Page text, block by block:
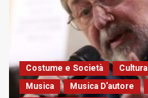
Costume e Società Cultura
Musica
Musica D'autore